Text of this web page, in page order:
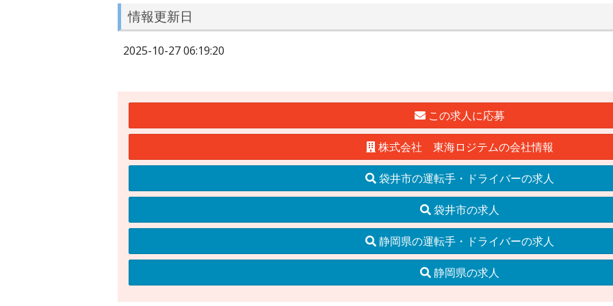
情報更新日
2025-10-27 06:19:20
この求人に応募
株式会社 東海ロジテムの会社情報
袋井市の運転手・ドライバーの求人
袋井市の求人
静岡県の運転手・ドライバーの求人
静岡県の求人